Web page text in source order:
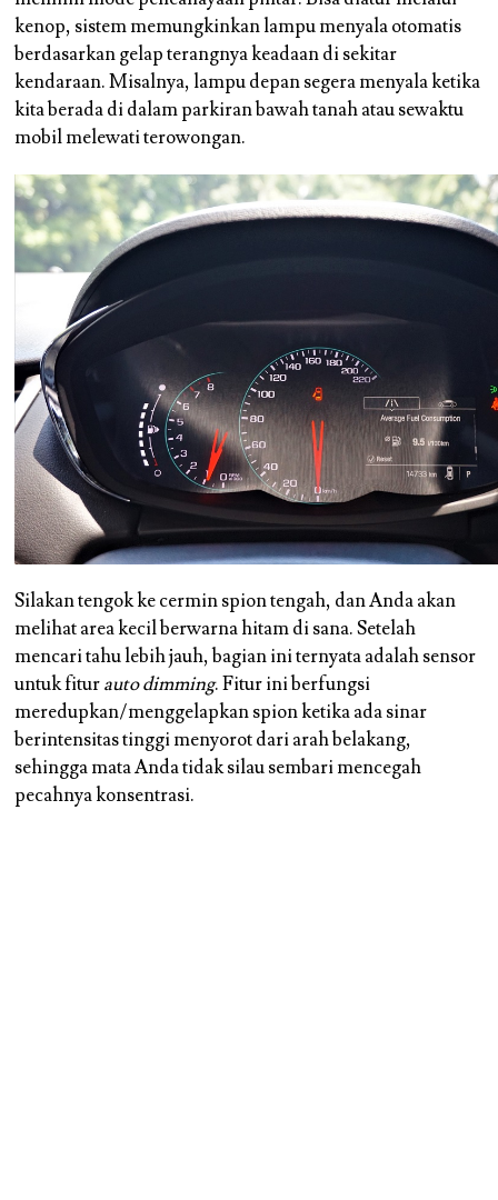
kenop, sistem memungkinkan lampu menyala otomatis
berdasarkan gelap terangnya keadaan di sekitar
kendaraan. Misalnya, lampu depan segera menyala ketika
kita berada di dalam parkiran bawah tanah atau sewaktu
mobil melewati terowongan.
Silakan tengok ke cermin spion tengah, dan Anda akan
melihat area kecil berwarna hitam di sana. Setelah
mencari tahu lebih jauh, bagian ini ternyata adalah sensor
untuk fiturauto dimming. Fitur ini berfungsi
meredupkan/menggelapkan spion ketika ada sinar
berintensitas tinggi menyorot dari arah belakang,
sehingga mata Anda tidak silau sembari mencegah
pecahnya konsentrasi.